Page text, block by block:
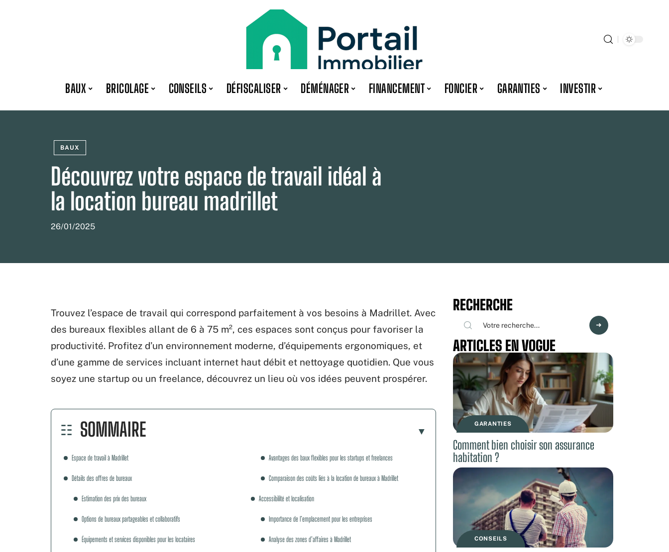
BAUX BRICOLAGE CONSEILS DÉFISCALISER DÉMÉNAGER FINANCEMENT FONCIER GARANTIES INVESTIR
BAUX
Découvrez votre espace de travail idéal à
la location bureau madrillet
26/01/2025
Trouvez l’espace de travail qui correspond parfaitement à vos besoins à Madrillet. Avec
des bureaux flexibles allant de 6 à 75 m², ces espaces sont conçus pour favoriser la
productivité. Profitez d’un environnement moderne, d’équipements ergonomiques, et
d’une gamme de services incluant internet haut débit et nettoyage quotidien. Que vous
soyez une startup ou un freelance, découvrez un lieu où vos idées peuvent prospérer.
SOMMAIRE
Espace de travail à Madrillet
Détails des offres de bureaux
Estimation des prix des bureaux
Options de bureaux partageables et collaboratifs
Équipements et services disponibles pour les locataires
Avantages des baux flexibles pour les startups et freelances
Comparaison des coûts liés à la location de bureaux à Madrillet
Accessibilité et localisation
Importance de l’emplacement pour les entreprises
Analyse des zones d’affaires à Madrillet
RECHERCHE
ARTICLES EN VOGUE
GARANTIES
Comment bien choisir son assurance
habitation ?
CONSEILS